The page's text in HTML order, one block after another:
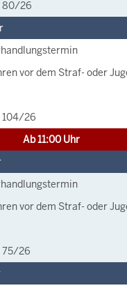
80/26
vor dem Straf- oder
104/26
Ab 11:00 Uhr
vor dem Straf- oder
75/26